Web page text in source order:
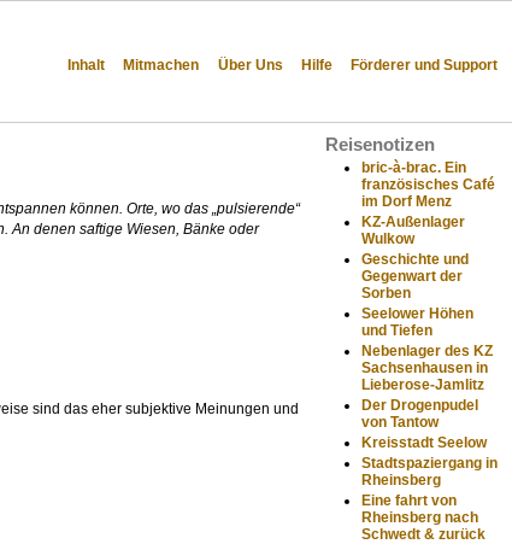
Inhalt Mitmachen Über Uns Hilfe Förderer und Support
können. Orte, wo das „pulsierende“
An denen saftige Wiesen, Bänke oder
sind das eher subjektive Meinungen und
Reisenotizen
bric-à-brac. Ein
französisches Café
im Dorf Menz
KZ-Außenlager
Wulkow
Geschichte und
Gegenwart der
Sorben
Seelower Höhen
und Tiefen
Nebenlager des KZ
Sachsenhausen in
Lieberose-Jamlitz
Der Drogenpudel
von Tantow
Kreisstadt Seelow
Stadtspaziergang in
Rheinsberg
Eine fahrt von
Rheinsberg nach
Schwedt & zurück